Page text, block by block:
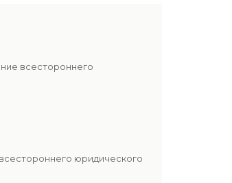
всестороннего
юридического